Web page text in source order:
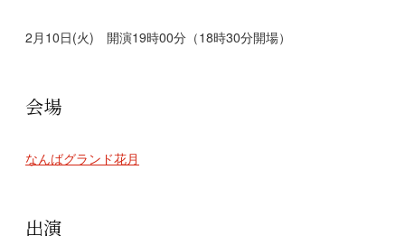
2月10日(火) 開演19時00分（18時30分開場）
会場
なんばグランド花月
出演